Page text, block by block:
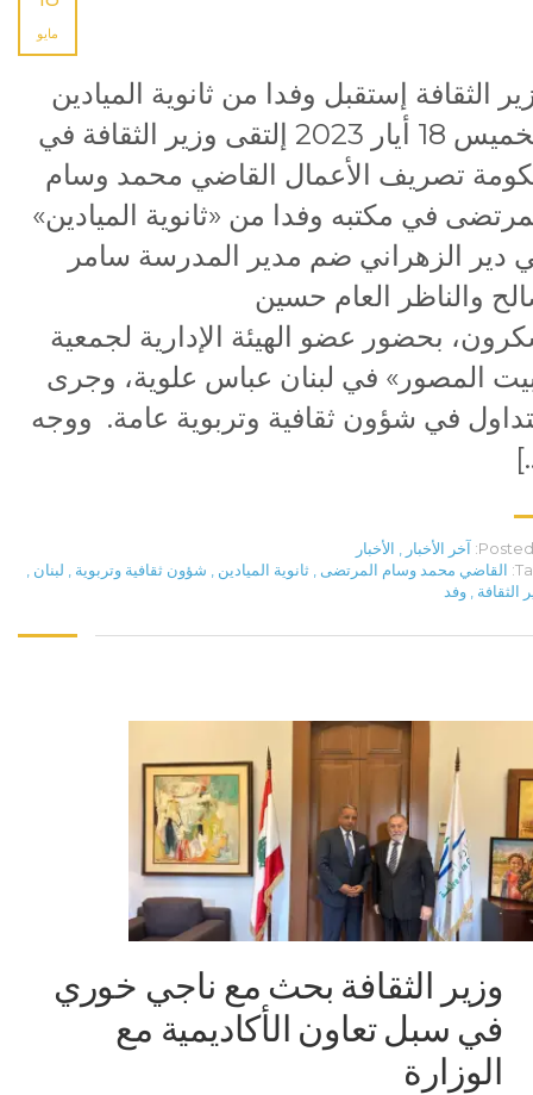
مايو
الثقافة إستقبل وفدا من ثانوية الميادين
الخميس 18 أيار 2023 إلتقى وزير الثقافة في
تصريف الأعمال القاضي محمد وسام
في مكتبه وفدا من «ثانوية الميادين»
دير الزهراني ضم مدير المدرسة سامر
والناظر العام حسين
بحضور عضو الهيئة الإدارية لجمعية
المصور» في لبنان عباس علوية، وجرى
في شؤون ثقافية وتربوية عامة. ووجه
Posted آخر الأخبار , الأخبار
القاضي محمد وسام المرتضى , ثانوية الميادين , شؤون ثقافية وتربوية , لبنان ,
الثقافة , وفد
وزير الثقافة بحث مع ناجي خوري
في سبل تعاون الأكاديمية مع
الوزارة